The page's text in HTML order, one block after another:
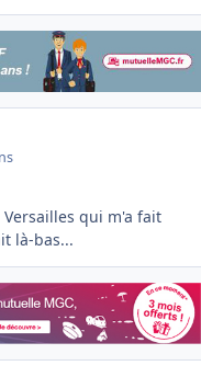
qui m'a fait
là-bas...